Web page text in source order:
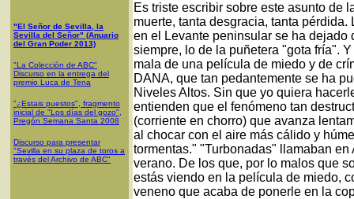
"El Señor de Sevilla, la
Sevilla del Señor" (Anuario
del Gran Poder 2013)
"La Colección de ABC"
Discurso en la entrega del
premio Luca de Tena
"¿Estais puestos", fragmento
inicial de "Los días del gozo",
Pregón Semana Santa 2008
Discurso para presentar
"Sevilla en su plaza de toros a
través del Archivo de ABC"
Es triste escribir sobre este asunto de
muerte, tanta desgracia, tanta
en el Levante peninsular se ha dejado
siempre, lo de la puñetera "gota fría".
mala de una película de miedo y de
DANA, que tan pedantemente se ha
Niveles Altos. Sin que yo quiera
entienden que el fenómeno tan
(corriente en chorro) que avanza
al chocar con el aire más cálido y
tormentas." "Turbonadas" llamaban
verano. De los que, por lo malos que
estás viendo en la película de miedo,
veneno que acaba de ponerle en la